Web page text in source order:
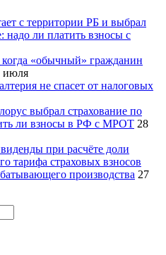
с территории РБ и выбрал
надо ли платить взносы с
«обычный» гражданин
июля
не спасет от налоговых
выбрал страхование по
ли взносы в РФ с МРОТ 28
при расчёте доли
тарифа страховых взносов
производства 27